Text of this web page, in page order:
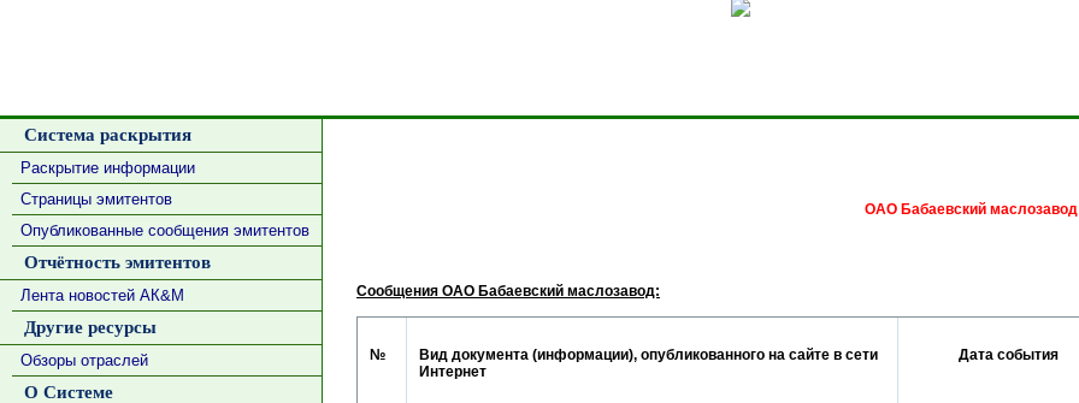
Система раскрытия
Раскрытие информации
Страницы эмитентов
Опубликованные сообщения эмитентов
Отчётность эмитентов
Лента новостей АК&М
Другие ресурсы
Обзоры отраслей
О Системе
ОАО Бабаевский маслозавод
Сообщения ОАО Бабаевский маслозавод:
№
Вид документа (информации), опубликованного на сайте в сети
Интернет
Дата события